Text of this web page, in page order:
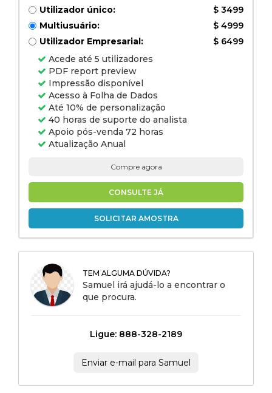
comerciais) e análise
regional, 2024-20111
Utilizador único:
$ 3499
Multiusuário:
$ 4999
Utilizador Empresarial:
$ 6499
Acede até 5 utilizadores
PDF report preview
Impressão disponível
Acesso à Folha de Dados
Até 10% de personalização
40 horas de suporte do analista
Apoio pós-venda 72 horas
Atualização Anual
Compre agora
CONSULTE JÁ
SOLICITAR AMOSTRA
TEM ALGUMA DÚVIDA?
Samuel irá ajudá-lo a encontrar o
que procura.
Ligue: 888-328-2189
Enviar e-mail para Samuel